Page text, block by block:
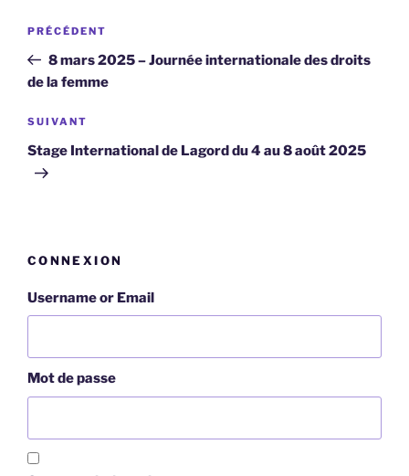
Navigation
l’article
Article
précédent
PRÉCÉDENT
8 mars 2025 – Journée internationale des droits
de la femme
Article
suivant
SUIVANT
Stage International de Lagord du 4 au 8 août 2025
CONNEXION
Username or Email
Mot de passe